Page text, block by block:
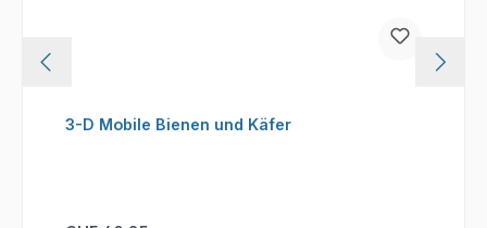
3-D Mobile Bienen und Käfer